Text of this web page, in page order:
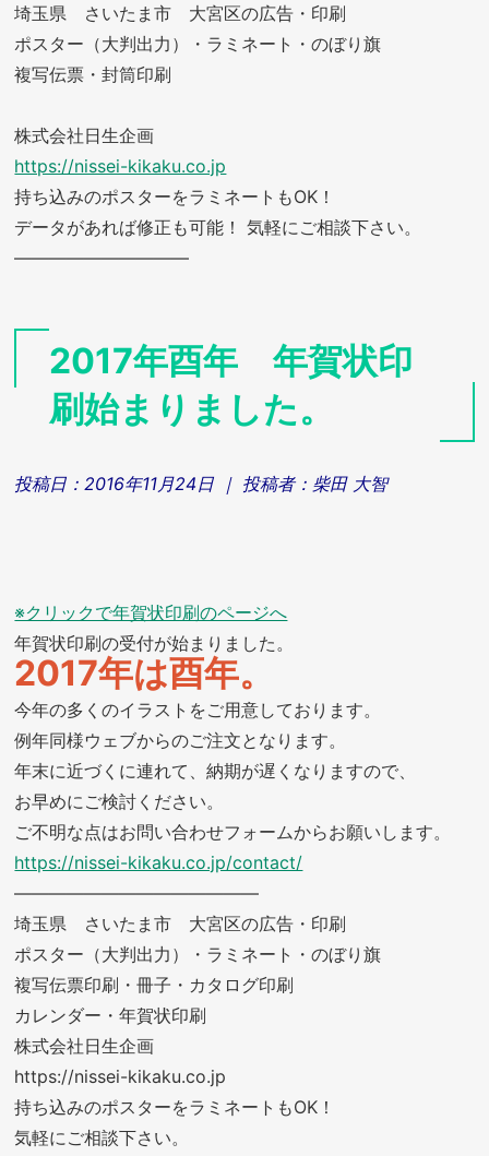
埼玉県 さいたま市 大宮区の広告・印刷
ポスター（大判出力）・ラミネート・のぼり旗
複写伝票・封筒印刷
株式会社日生企画
https://nissei-kikaku.co.jp
持ち込みのポスターをラミネートもOK！
データがあれば修正も可能！ 気軽にご相談下さい。
——————————
2017年酉年 年賀状印
刷始まりました。
投稿日：2016年11月24日 ｜ 投稿者： 柴田 大智
※クリックで年賀状印刷のページへ
年賀状印刷の受付が始まりました。
2017年は酉年。
今年の多くのイラストをご用意しております。
例年同様ウェブからのご注文となります。
年末に近づくに連れて、納期が遅くなりますので、
お早めにご検討ください。
ご不明な点はお問い合わせフォームからお願いします。
https://nissei-kikaku.co.jp/contact/
——————————————
埼玉県 さいたま市 大宮区の広告・印刷
ポスター（大判出力）・ラミネート・のぼり旗
複写伝票印刷・冊子・カタログ印刷
カレンダー・年賀状印刷
株式会社日生企画
https://nissei-kikaku.co.jp
持ち込みのポスターをラミネートもOK！
気軽にご相談下さい。